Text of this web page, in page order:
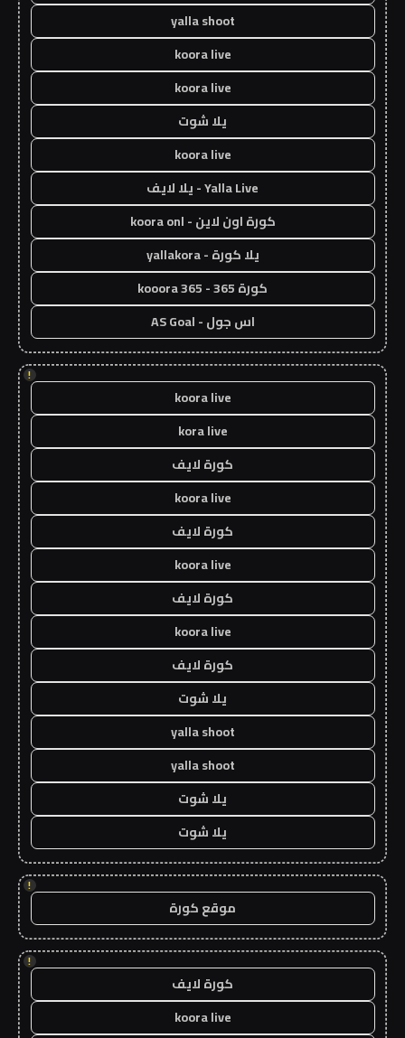
yalla shoot
koora live
koora live
يلا شوت
koora live
Yalla Live - يلا لايف
كورة اون لاين - koora onl
يلا كورة - yallakora
كورة 365 - kooora 365
اس جول - AS Goal
!
koora live
kora live
كورة لايف
koora live
كورة لايف
koora live
كورة لايف
koora live
كورة لايف
يلا شوت
yalla shoot
yalla shoot
يلا شوت
يلا شوت
!
موقع كورة
!
كورة لايف
koora live